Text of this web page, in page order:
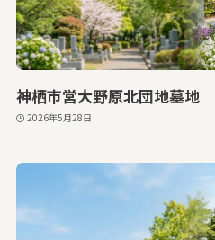
神栖市営大野原北団地墓地
2026年5月28日